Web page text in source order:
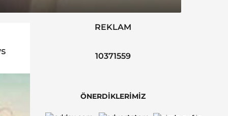
REKLAM
10371559
ÖNERDİKLERİMİZ